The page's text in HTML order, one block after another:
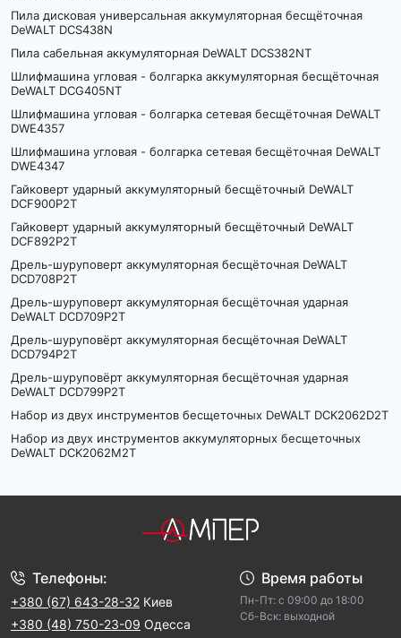
Пила дисковая универсальная аккумуляторная бесщёточная
DeWALT DCS438N
Пила сабельная аккумуляторная DeWALT DCS382NT
Шлифмашина угловая - болгарка аккумуляторная бесщёточная
DeWALT DCG405NT
Шлифмашина угловая - болгарка сетевая бесщёточная DeWALT
DWE4357
Шлифмашина угловая - болгарка сетевая бесщёточная DeWALT
DWE4347
Гайковерт ударный аккумуляторный бесщёточный DeWALT
DCF900P2T
Гайковерт ударный аккумуляторный бесщёточный DeWALT
DCF892P2T
Дрель-шуруповерт аккумуляторная бесщёточная DeWALT
DCD708P2T
Дрель-шуруповерт аккумуляторная бесщёточная ударная
DeWALT DCD709P2T
Дрель-шуруповёрт аккумуляторная бесщёточная DeWALT
DCD794P2T
Дрель-шуруповёрт аккумуляторная бесщёточная ударная
DeWALT DCD799P2T
Набор из двух инструментов бесщеточных DeWALT DCK2062D2T
Набор из двух инструментов аккумуляторных бесщеточных
DeWALT DCK2062M2T
Телефоны:
+380 (67) 643-28-32 Киев
+380 (48) 750-23-09 Одесса
Время работы
Пн-Пт: с 09:00 до 18:00
Cб-Вск: выходной